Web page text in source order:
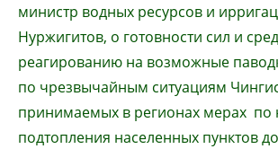
министр водных ресурсов и
Нуржигитов, о готовности сил и
реагированию на возможные
по чрезвычайным ситуациям
принимаемых в регионах мерах
подтопления населенных пунктов